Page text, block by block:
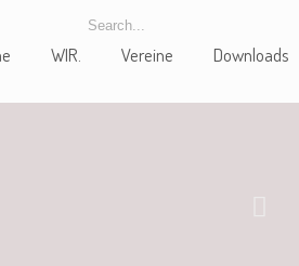
WIR. Vereine Downloads